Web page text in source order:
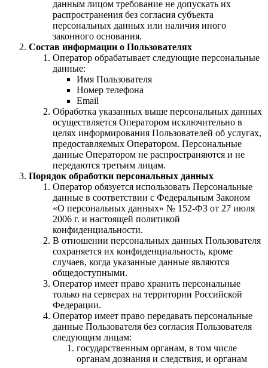
данным лицом требование не допускать их
распространения без согласия субъекта
персональных данных или наличия иного
законного основания.
Состав информации о Пользователях
Оператор обрабатывает следующие персональные
данные:
Имя Пользователя
Номер телефона
Email
Обработка указанных выше персональных данных
осуществляется Оператором исключительно в
целях информирования Пользователей об услугах,
предоставляемых Оператором. Персональные
данные Оператором не распространяются и не
передаются третьим лицам.
Порядок обработки персональных данных
Оператор обязуется использовать Персональные
данные в соответствии с Федеральным Законом
«О персональных данных» № 152-ФЗ от 27 июля
2006 г. и настоящей политикой
конфиденциальности.
В отношении персональных данных Пользователя
сохраняется их конфиденциальность, кроме
случаев, когда указанные данные являются
общедоступными.
Оператор имеет право хранить персональные
только на серверах на территории Российской
Федерации.
Оператор имеет право передавать персональные
данные Пользователя без согласия Пользователя
следующим лицам:
государственным органам, в том числе
органам дознания и следствия, и органам